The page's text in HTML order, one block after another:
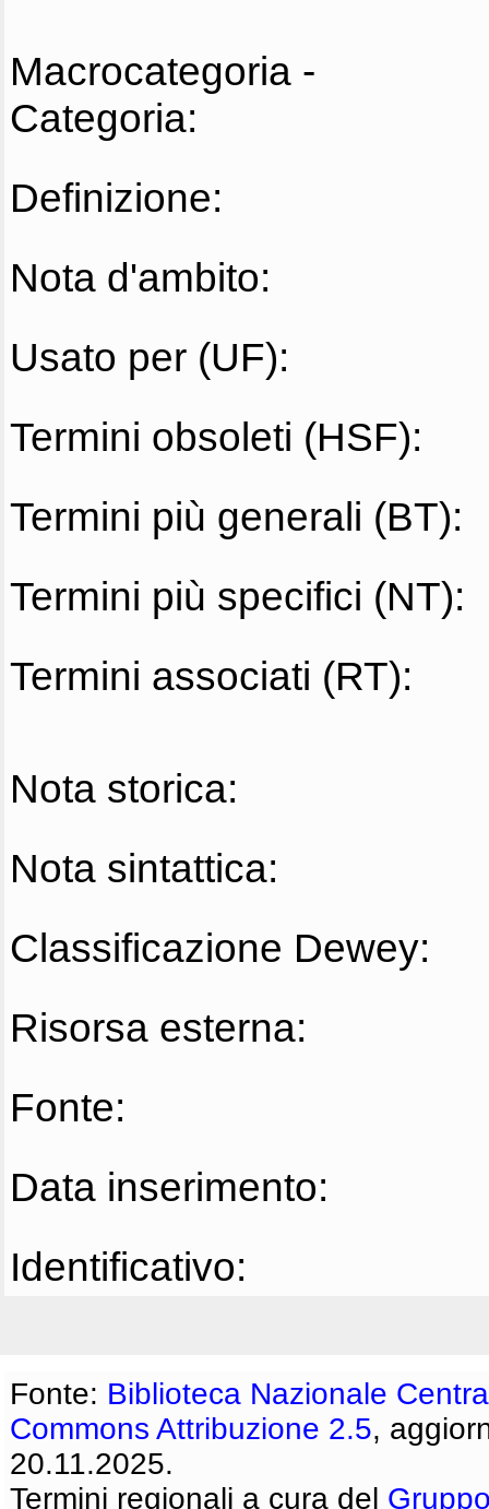
Macrocategoria -
Categoria:
Definizione:
Nota d'ambito:
Usato per (UF):
Termini obsoleti (HSF):
Termini più generali (BT):
Termini più specifici (NT):
Termini associati (RT):
Nota storica:
Nota sintattica:
Classificazione Dewey:
Risorsa esterna:
Fonte:
Data inserimento:
Identificativo:
Fonte: Biblioteca Nazionale
Commons Attribuzione 2.5,
20.11.2025.
Termini regionali a cura del